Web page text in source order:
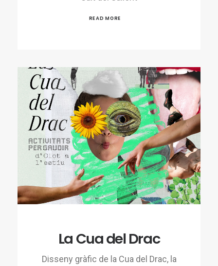
READ MORE
La Cua del Drac
Disseny gràfic de la Cua del Drac, la